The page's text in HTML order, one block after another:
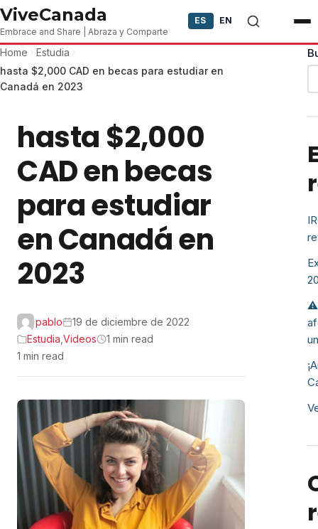
Skip to content
ViveCanada
Embrace and Share | Abraza y Comparte
ES EN
Home
Estudia
hasta $2,000 CAD en becas para estudiar en
Canadá en 2023
hasta $2,000
CAD en becas
para estudiar
en Canadá en
2023
pablo
19 de diciembre de 2022
Estudia Videos
1 min read
1 min read
⚠️